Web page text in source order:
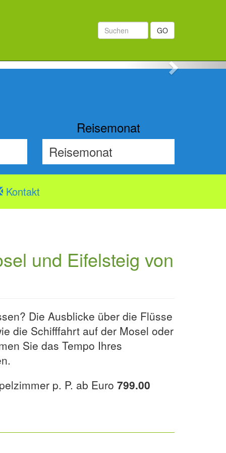
Next
GO
Reisemonat
Kontakt
und Eifelsteig von
Die Ausblicke über die Flüsse
die Schifffahrt auf der Mosel oder
Sie das Tempo Ihres
p. P. ab Euro 799.00